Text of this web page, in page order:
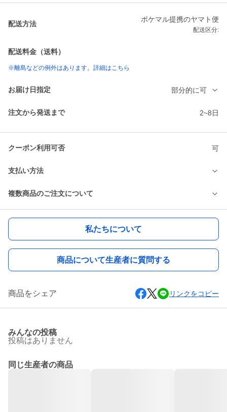
配送方法
ポケマル提携のヤマト便
配送区分:
配送料金（送料）
※離島などの例外はあります。詳細はこちら
お届け日指定 部分的に可
注文から発送まで 2~8日
クーポン利用可否 可
支払い方法
複数商品のご注文について
私たちについて
商品について生産者に質問する
商品をシェア リンクをコピー
みんなの投稿
投稿はありません
同じ生産者の商品